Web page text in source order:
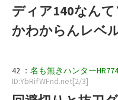
ディア140なん
かわからんレベ
42 ： 名も無きハンター
ID:YbRifWFnd.net[2/3]